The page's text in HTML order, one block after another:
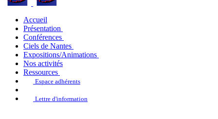
Accueil
Présentation
Conférences
Ciels de Nantes
Expositions/Animations
Nos activités
Ressources
Espace adhérents
Lettre d'information